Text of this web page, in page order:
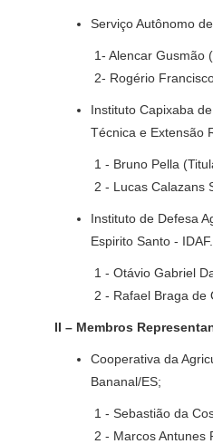
Serviço Autônomo
1- Alencar Gusmão
2- Rogério Francisco
Instituto Capixaba
Técnica e Extensão
1 - Bruno Pella
2 - Lucas Calazans
Instituto de Defesa
Espirito Santo - IDAF.
1 - Otávio Gabriel
2 - Rafael Braga de
II – Membros
Cooperativa da
Bananal/ES;
1 - Sebastião da
2 - Marcos Antunes